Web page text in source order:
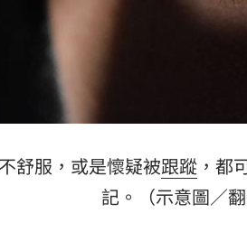
12:00
職涯論壇9/12登場！
7s掀足球熱潮
舒服，或是懷疑被跟蹤 ，都
記。（示意圖／